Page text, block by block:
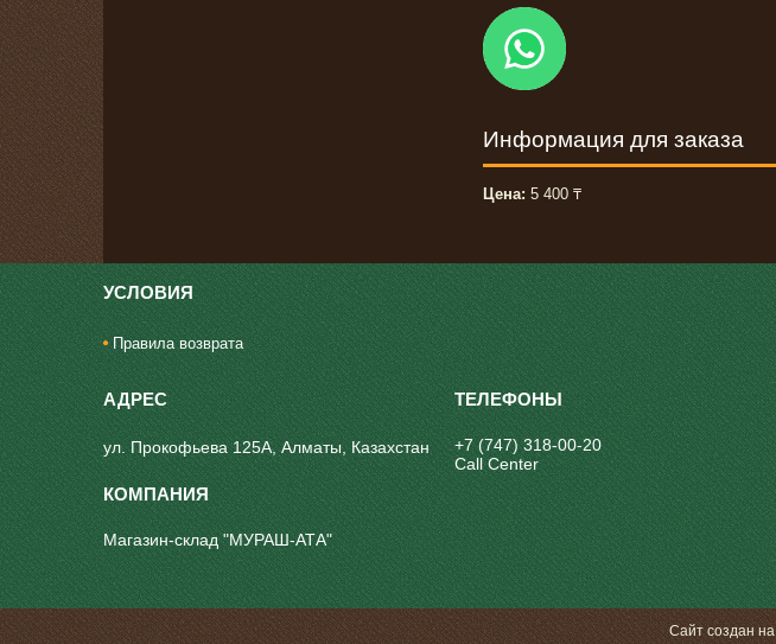
Информация для заказа
Цена: 5 400 ₸
УСЛОВИЯ
Правила возврата
ул. Прокофьева 125А, Алматы, Казахстан
Магазин-склад "МУРАШ-АТА"
+7 (747) 318-00-20
Call Center
Сайт создан